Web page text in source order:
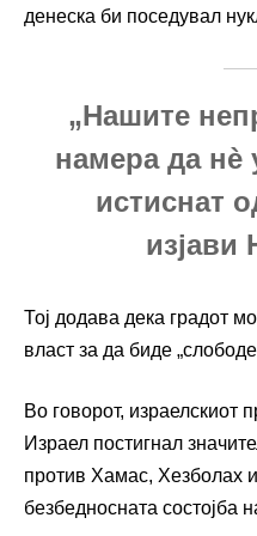
денеска би поседувал
„Нашите
намера да нè
истиснат
изјави
Тој додава дека градот
власт за да биде
Во говорот, израелскиот
Израел постигнал
против Хамас, Хезболах
безбедносната состојба